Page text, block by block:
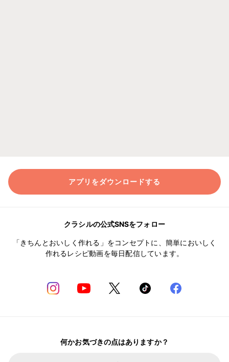
アプリをダウンロードする
クラシルの公式SNSをフォロー
「きちんとおいしく作れる」をコンセプトに、簡単においしく
作れるレシピ動画を毎日配信しています。
何かお気づきの点はありますか？